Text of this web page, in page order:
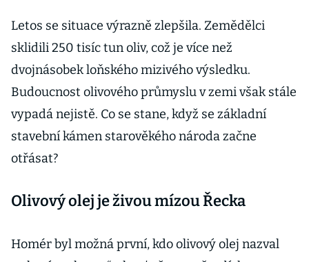
na šesti
potravinách
změnou
klimatu
Letos se situace výrazně zlepšila. Zemědělci
sklidili 250 tisíc tun oliv, což je více než
dvojnásobek loňského mizivého výsledku.
Budoucnost olivového průmyslu v zemi však stále
vypadá nejistě. Co se stane, když se základní
stavební kámen starověkého národa začne
otřásat?
Olivový olej je živou mízou Řecka
Homér byl možná první, kdo olivový olej nazval